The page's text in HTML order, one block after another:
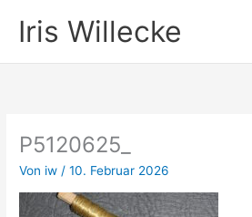
InhaltIris Willecke
P5120625_
Von iw /10. Februar 2026